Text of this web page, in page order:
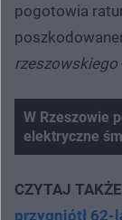
pogotowia
rzeszowskiego
W Rzeszowie
elektryczne
CZYTAJ
przygniótł 62-